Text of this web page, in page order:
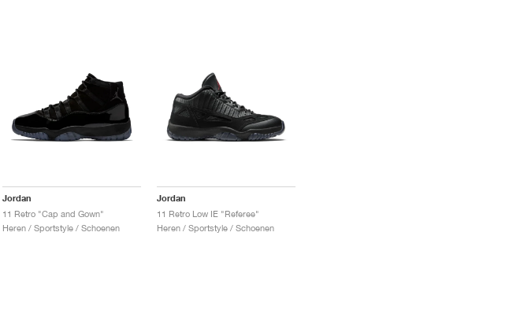
Jordan
11 Retro "Cap and Gown"
Heren / Sportstyle / Schoenen
Jordan
11 Retro Low IE "Referee"
Heren / Sportstyle / Schoenen